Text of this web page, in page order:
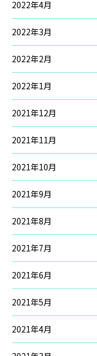
2022年4月
2022年3月
2022年2月
2022年1月
2021年12月
2021年11月
2021年10月
2021年9月
2021年8月
2021年7月
2021年6月
2021年5月
2021年4月